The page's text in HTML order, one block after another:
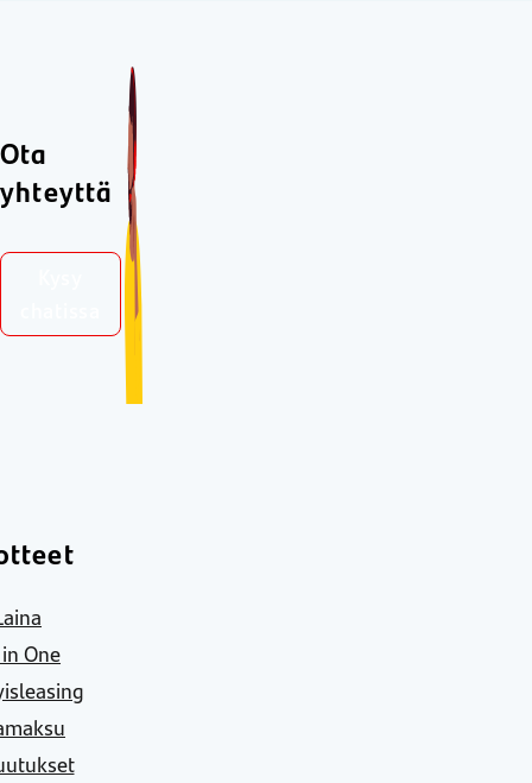
Ota
yhteyttä
One